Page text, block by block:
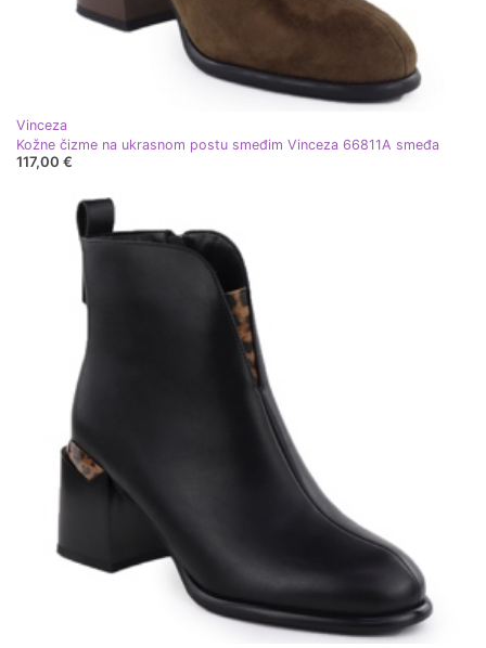
Vinceza
Kožne čizme na ukrasnom postu smeđim Vinceza 66811A smeđa
117,00 €